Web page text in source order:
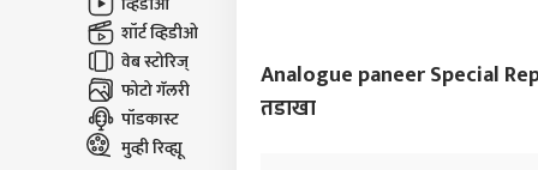
शॉर्ट व्हिडीओ
वेब स्टोरिज्
फोटो गॅलरी
पॉडकास्ट
मुव्ही रिव्ह्यू
Analogue paneer Special
तडाखा